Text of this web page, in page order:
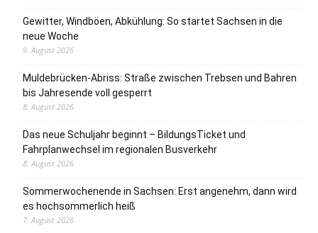
Gewitter, Windböen, Abkühlung: So startet Sachsen in die
neue Woche
9. August 2026
Muldebrücken-Abriss: Straße zwischen Trebsen und Bahren
bis Jahresende voll gesperrt
8. August 2026
Das neue Schuljahr beginnt – BildungsTicket und
Fahrplanwechsel im regionalen Busverkehr
8. August 2026
Sommerwochenende in Sachsen: Erst angenehm, dann wird
es hochsommerlich heiß
7. August 2026